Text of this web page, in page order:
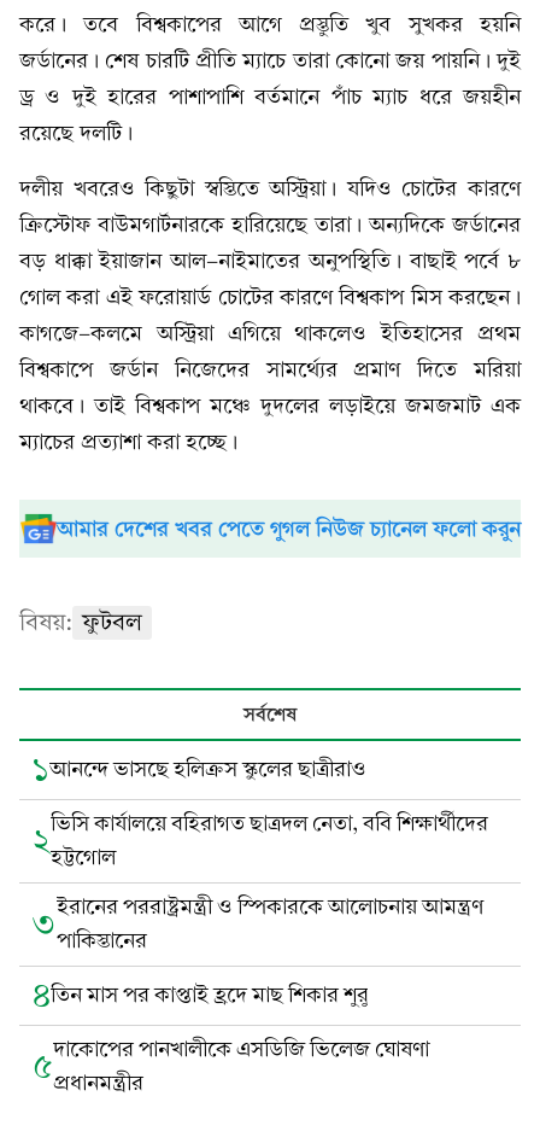
করে। তবে বিশ্বকাপের আগে প্রস্তুতি খুব সুখকর হয়নি
জর্ডানের। শেষ চারটি প্রীতি ম্যাচে তারা কোনো জয় পায়নি। দুই
ড্র ও দুই হারের পাশাপাশি বর্তমানে পাঁচ ম্যাচ ধরে জয়হীন
রয়েছে দলটি।
দলীয় খবরেও কিছুটা স্বস্তিতে অস্ট্রিয়া। যদিও চোটের কারণে
ক্রিস্টোফ বাউমগার্টনারকে হারিয়েছে তারা। অন্যদিকে জর্ডানের
বড় ধাক্কা ইয়াজান আল-নাইমাতের অনুপস্থিতি। বাছাই পর্বে ৮
গোল করা এই ফরোয়ার্ড চোটের কারণে বিশ্বকাপ মিস করছেন।
কাগজে-কলমে অস্ট্রিয়া এগিয়ে থাকলেও ইতিহাসের প্রথম
বিশ্বকাপে জর্ডান নিজেদের সামর্থ্যের প্রমাণ দিতে মরিয়া
থাকবে। তাই বিশ্বকাপ মঞ্চে দুদলের লড়াইয়ে জমজমাট এক
ম্যাচের প্রত্যাশা করা হচ্ছে।
আমার দেশের খবর পেতে গুগল নিউজ চ্যানেল ফলো করুন
বিষয়: ফুটবল
সর্বশেষ
১আনন্দে ভাসছে হলিক্রস স্কুলের ছাত্রীরাও
২ভিসি কার্যালয়ে বহিরাগত ছাত্রদল নেতা, ববি শিক্ষার্থীদের
হট্টগোল
৩ইরানের পররাষ্ট্রমন্ত্রী ও স্পিকারকে আলোচনায় আমন্ত্রণ
পাকিস্তানের
৪তিন মাস পর কাপ্তাই হ্রদে মাছ শিকার শুরু
৫দাকোপের পানখালীকে এসডিজি ভিলেজ ঘোষণা
প্রধানমন্ত্রীর